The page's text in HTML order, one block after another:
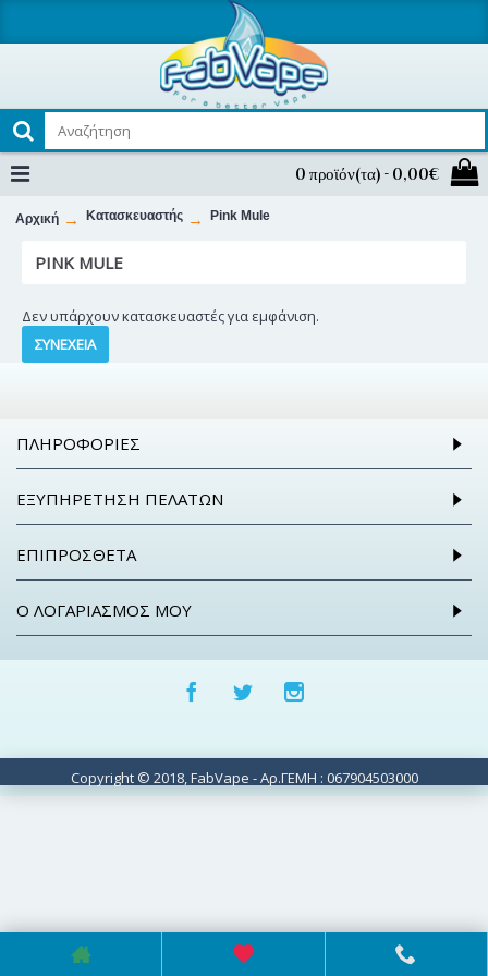
0 προϊόν(τα) - 0,00€
Αρχική Κατασκευαστής Pink Mule
PINK MULE
Δεν υπάρχουν κατασκευαστές για εμφάνιση.
ΣΥΝΈΧΕΙΑ
ΠΛΗΡΟΦΟΡΊΕΣ
ΕΞΥΠΗΡΈΤΗΣΗ ΠΕΛΑΤΏΝ
ΕΠΙΠΡΌΣΘΕΤΑ
Ο ΛΟΓΑΡΙΑΣΜΌΣ ΜΟΥ
Copyright © 2018, FabVape - Αρ.ΓΕΜΗ : 067904503000